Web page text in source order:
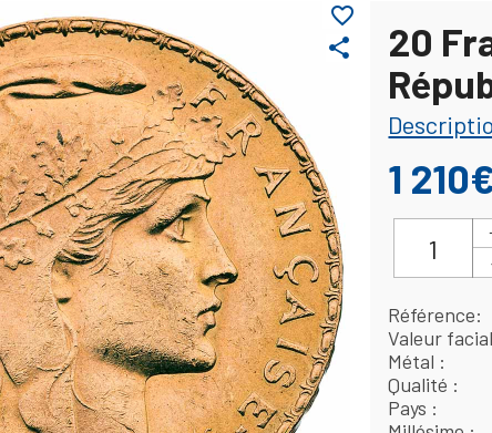
share
favorite_border
20
1
Référence
Valeur
Métal
Qualité
Pays